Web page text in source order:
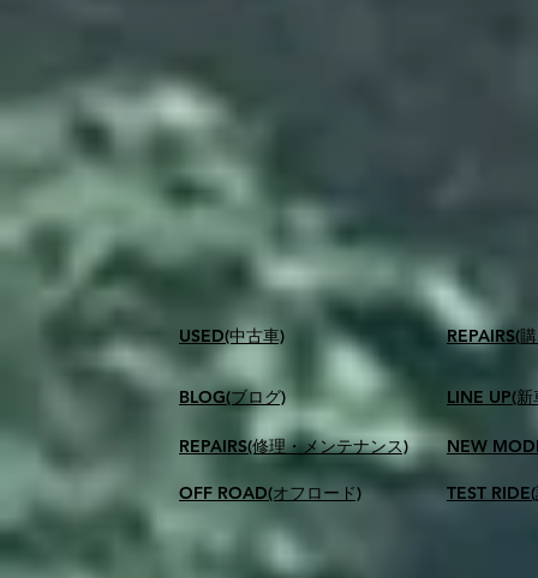
USED(中古車)
BLOG(ブログ)
REPAIRS(修理・メンテナンス)
OFF ROAD(オフロード)
​REPAIRS(
LINE UP(
NEW
TEST